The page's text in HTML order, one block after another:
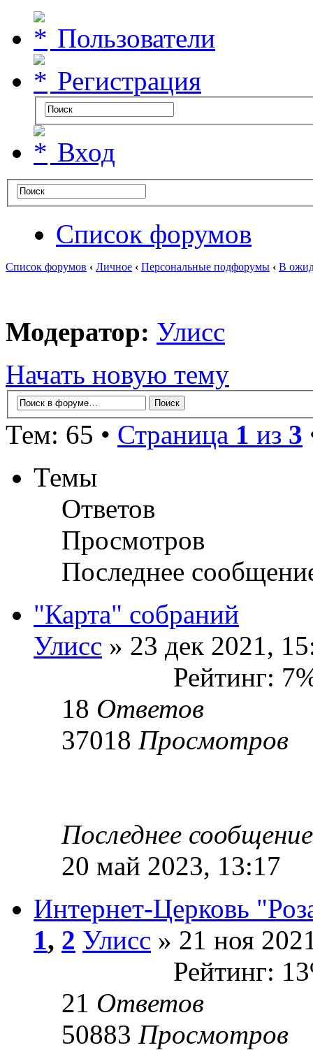
Пользователи
Регистрация
Вход
Список форумов
Список форумов ‹ Личное ‹ Персональные подфорумы ‹ В
Модератор: Улисс
Начать новую тему
Тем: 65 • Страница 1 из 3
Темы
Ответов
Просмотров
Последнее
"Карта" собраний
Улисс » 23 дек 2021,
Рейтинг:
18 Ответов
37018 Просмотров
Последнее
20 май 2023, 13:17
Интернет-Церковь
1, 2 Улисс » 21 ноя
Рейтинг:
21 Ответов
50883 Просмотров